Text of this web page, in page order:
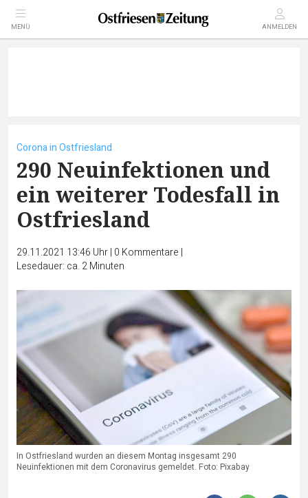
MENÜ ANMELDEN
Corona in Ostfriesland
290 Neuinfektionen und
ein weiterer Todesfall in
Ostfriesland
29.11.2021 13:46 Uhr| 0 Kommentare |
Lesedauer: ca. 2 Minuten
In Ostfriesland wurden an diesem Montag insgesamt 290
Neuinfektionen mit dem Coronavirus gemeldet. Foto: Pixabay